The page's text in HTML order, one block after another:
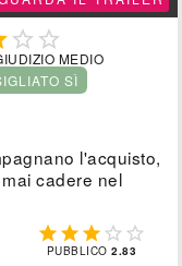
 
MEDIO
SÌ
l'acquisto,
cadere nel
    
PUBBLICO2.83